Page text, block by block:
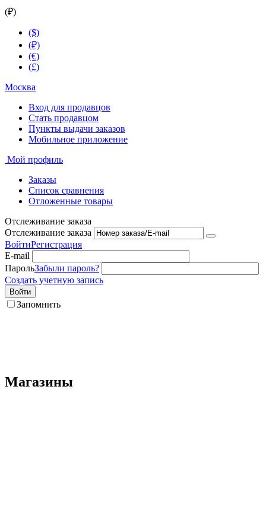
(₽)
($)
(₽)
(€)
(£)
Москва
Вход для продавцов
Стать продавцом
Пункты выдачи заказов
Мобильное приложение
Мой профиль
Заказы
Список сравнения
Отложенные товары
Отслеживание заказа
Отслеживание заказа
ВойтиРегистрация
E-mail
ПарольЗабыли пароль?
Создать учетную запись
Войти
Запомнить
Магазины